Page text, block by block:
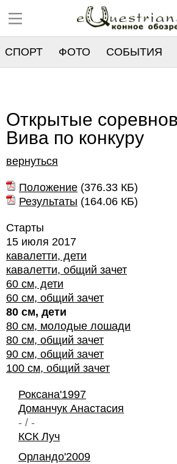
СПОРТ ФОТО СОБЫТИЯ
Открытые
Вива по конкуру
вернуться
Положение (376.33 КБ)
Результаты (164.06 КБ)
Старты
15 июля 2017
кавалетти, дети
кавалетти, общий зачет
60 см, дети
60 см, общий зачет
80 см, дети
80 см, молодые лошади
80 см, общий зачет
90 см, общий зачет
100 см, общий зачет
Роксана'1997
Доманчук Анастасия
- / -
КСК Луч
Орландо'2009